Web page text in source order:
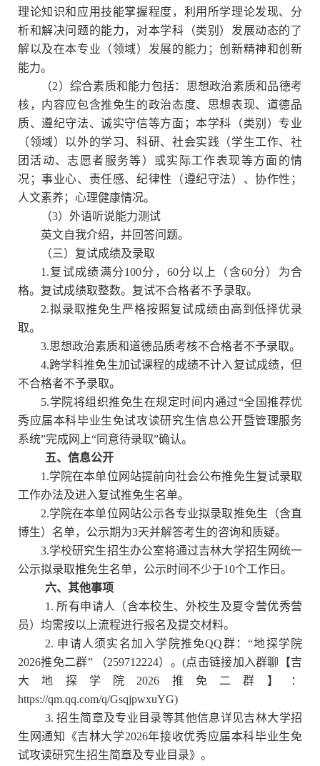
理论知识和应用技能掌握程度，利用所学理论发现、分
析和解决问题的能力，对本学科（类别）发展动态的了
解以及在本专业（领域）发展的能力；创新精神和创新
能力。
（2）综合素质和能力包括：思想政治素质和品德考
核，内容应包含推免生的政治态度、思想表现、道德品
质、遵纪守法、诚实守信等方面；本学科（类别）专业
（领域）以外的学习、科研、社会实践（学生工作、社
团活动、志愿者服务等）或实际工作表现等方面的情
况；事业心、责任感、纪律性（遵纪守法）、协作性；
人文素养；心理健康情况。
（3）外语听说能力测试
英文自我介绍，并回答问题。
（三）复试成绩及录取
1.复试成绩满分100分，60分以上（含60分）为合
格。复试成绩取整数。复试不合格者不予录取。
2.拟录取推免生严格按照复试成绩由高到低择优录
取。
3.思想政治素质和道德品质考核不合格者不予录取。
4.跨学科推免生加试课程的成绩不计入复试成绩，但
不合格者不予录取。
5.学院将组织推免生在规定时间内通过“全国推荐优
秀应届本科毕业生免试攻读研究生信息公开暨管理服务
系统”完成网上“同意待录取”确认。
五、信息公开
1.学院在本单位网站提前向社会公布推免生复试录取
工作办法及进入复试推免生名单。
2.学院在本单位网站公示各专业拟录取推免生（含直
博生）名单，公示期为3天并解答考生的咨询和质疑。
3.学校研究生招生办公室将通过吉林大学招生网统一
公示拟录取推免生名单，公示时间不少于10个工作日。
六、其他事项
1. 所有申请人（含本校生、外校生及夏令营优秀营
员）均需按以上流程进行报名及提交材料。
2. 申请人须实名加入学院推免QQ群：“地探学院
2026推免二群” （259712224） 。(点击链接加入群聊【吉
大地探学院2026推免二群】：
https://qm.qq.com/q/GsqjpwxuYG)
3.招生简章及专业目录等其他信息详见吉林大学招
生网通知《吉林大学2026年接收优秀应届本科毕业生免
试攻读研究生招生简章及专业目录》。